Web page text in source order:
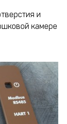
и
камере